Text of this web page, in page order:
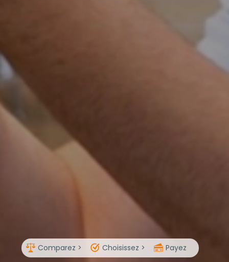
Comparez > Choisissez > Payez